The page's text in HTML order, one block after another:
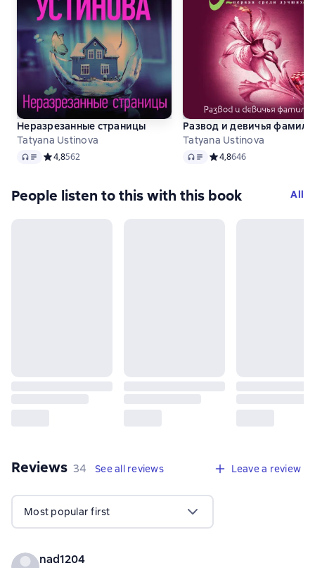
Неразрезанные страницы
Tatyana Ustinova
Audio Средний рейтинг 4,8 на основе 562 оценок
4,8562
Развод и девичья
Tatyana Ustinova
Audio Средний рейтинг 4,8 на
4,8646
People listen to this with this book All
Reviews 34 reviews
34 See all reviews Leave a review
Most popular first
nad1204